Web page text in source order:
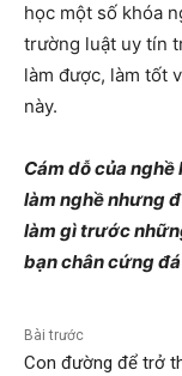
học một số khóa
trường luật uy tín
làm được, làm tốt
này.
Cám dỗ của
làm nghề nhưng
làm gì trước
bạn chân cứng
Bài trước
Con đường để trở